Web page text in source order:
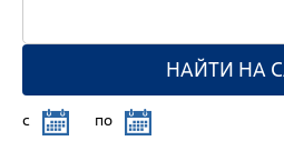
НАЙТИ НА
c по